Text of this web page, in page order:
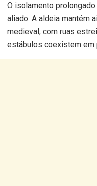
O isolamento
aliado. A aldeia mantém
medieval, com ruas
estábulos coexistem em